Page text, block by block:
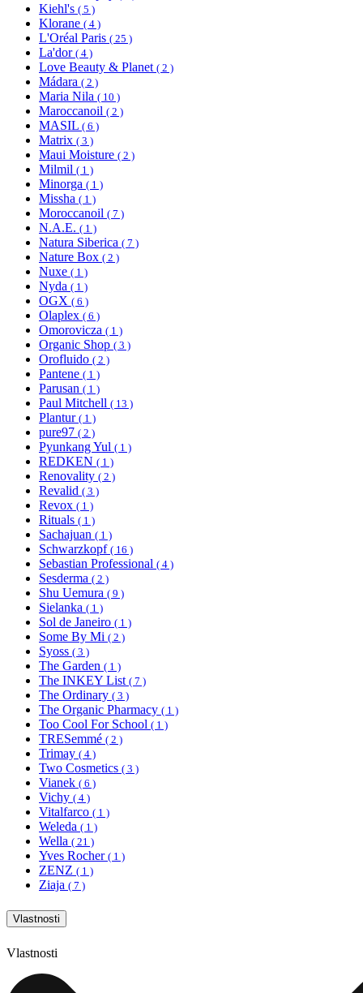
Kiehl's ( 5 )
Klorane ( 4 )
L'Oréal Paris ( 25 )
La'dor ( 4 )
Love Beauty & Planet ( 2 )
Mádara ( 2 )
Maria Nila ( 10 )
Maroccanoil ( 2 )
MASIL ( 6 )
Matrix ( 3 )
Maui Moisture ( 2 )
Milmil ( 1 )
Minorga ( 1 )
Missha ( 1 )
Moroccanoil ( 7 )
N.A.E. ( 1 )
Natura Siberica ( 7 )
Nature Box ( 2 )
Nuxe ( 1 )
Nyda ( 1 )
OGX ( 6 )
Olaplex ( 6 )
Omorovicza ( 1 )
Organic Shop ( 3 )
Orofluido ( 2 )
Pantene ( 1 )
Parusan ( 1 )
Paul Mitchell ( 13 )
Plantur ( 1 )
pure97 ( 2 )
Pyunkang Yul ( 1 )
REDKEN ( 1 )
Renovality ( 2 )
Revalid ( 3 )
Revox ( 1 )
Rituals ( 1 )
Sachajuan ( 1 )
Schwarzkopf ( 16 )
Sebastian Professional ( 4 )
Sesderma ( 2 )
Shu Uemura ( 9 )
Sielanka ( 1 )
Sol de Janeiro ( 1 )
Some By Mi ( 2 )
Syoss ( 3 )
The Garden ( 1 )
The INKEY List ( 7 )
The Ordinary ( 3 )
The Organic Pharmacy ( 1 )
Too Cool For School ( 1 )
TRESemmé ( 2 )
Trimay ( 4 )
Two Cosmetics ( 3 )
Vianek ( 6 )
Vichy ( 4 )
Vitalfarco ( 1 )
Weleda ( 1 )
Wella ( 21 )
Yves Rocher ( 1 )
ZENZ ( 1 )
Ziaja ( 7 )
Vlastnosti
Vlastnosti